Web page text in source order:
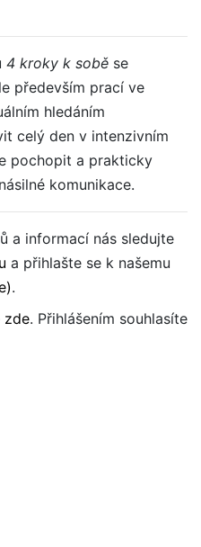
4 kroky k sobě se
především prací ve
hledáním
celý den v intenzivním
pochopit a prakticky
komunikace.
a informací nás sledujte
a přihlašte se k našemu
.
zde. Přihlášením souhlasíte